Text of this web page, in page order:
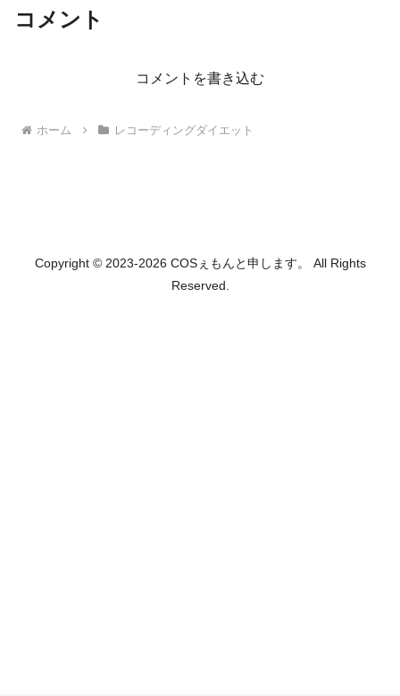
コメント
コメントを書き込む
ホーム レコーディングダイエット
Copyright © 2023-2026 COSぇもんと申します。 All Rights
Reserved.